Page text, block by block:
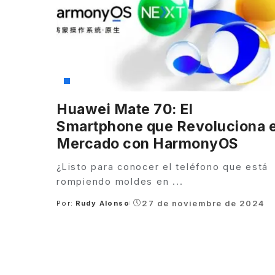
Huawei Mate 70: El
Smartphone que Revoluciona
Mercado con HarmonyOS
¿Listo para conocer el teléfono que está
rompiendo moldes en ...
Posted
Por: Rudy Alonso 27 de noviembre de 2024